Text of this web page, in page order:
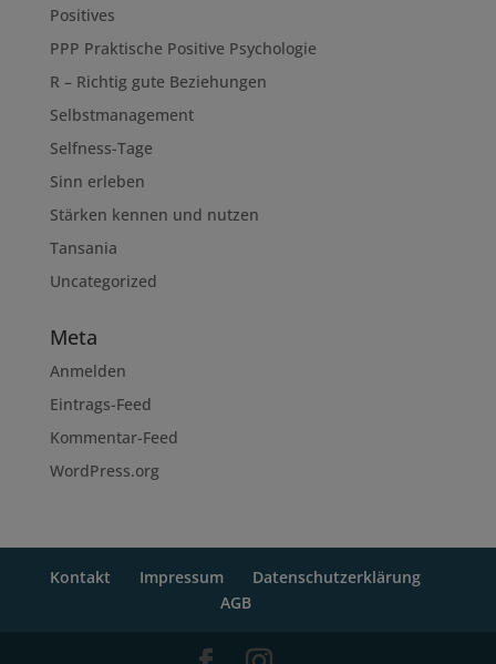
Positives
PPP Praktische Positive Psychologie
R – Richtig gute Beziehungen
Selbstmanagement
Selfness-Tage
Sinn erleben
Stärken kennen und nutzen
Tansania
Uncategorized
Meta
Anmelden
Eintrags-Feed
Kommentar-Feed
WordPress.org
Kontakt Impressum
Datenschutzerklärung
AGB